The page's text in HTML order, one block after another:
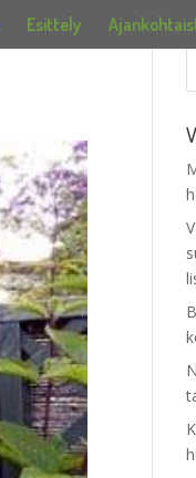
Esittely